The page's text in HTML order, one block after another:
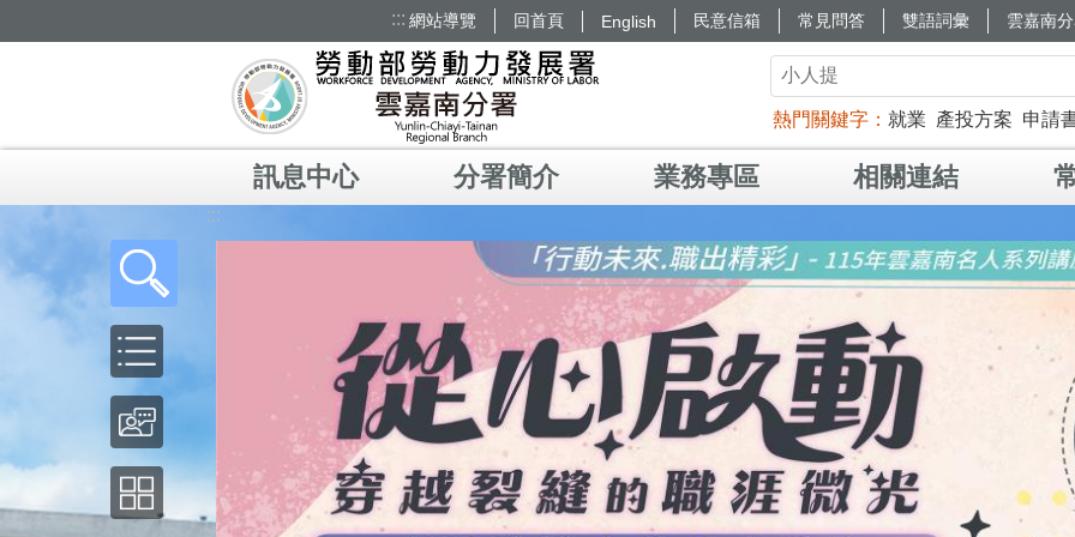
::: 網站導覽 回首頁 English 民意信箱 常見問答 雙語詞彙 雲嘉南
熱門關鍵字 就業 產投方案 申請
訊息中心 分署簡介 業務專區 相關連結
:::